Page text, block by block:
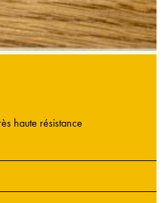
haute résistance